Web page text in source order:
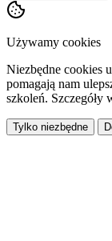
Używamy cookies
Niezbędne cookies
pomagają nam
szkoleń. Szczegóły
Tylko niezbędne